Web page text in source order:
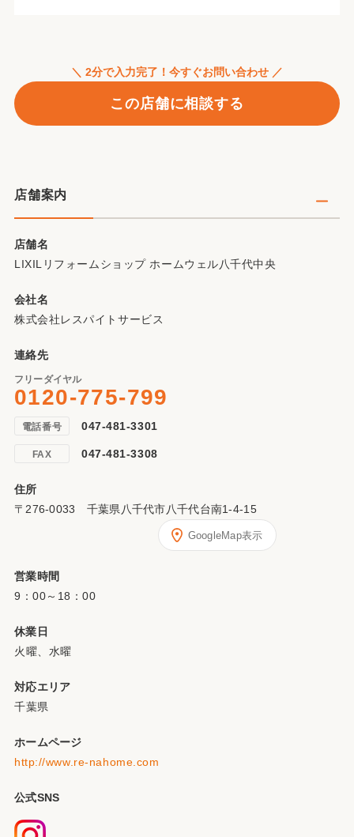
高品質・高規格型の住宅や高齢者や環境に優しい良質
な住宅を供給するために、安心と実績、確かな技術で
快適住まいを提案させて頂きますので、お気軽にお問
＼ 2分で入力完了！今すぐお問い合わせ ／
この店舗に相談する
店舗案内
店舗名
LIXILリフォームショップ ホームウェル八千代中央
会社名
株式会社レスパイトサービス
連絡先
フリーダイヤル
0120-775-799
電話番号 047-481-3301
FAX 047-481-3308
住所
〒276-0033 千葉県八千代市八千代台南1-4-15
GoogleMap表示
営業時間
9：00～18：00
休業日
火曜、水曜
対応エリア
千葉県
ホームページ
http://www.re-nahome.com
公式SNS